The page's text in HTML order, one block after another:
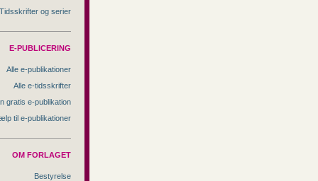
Tidsskrifter og serier
E-PUBLICERING
Alle e-publikationer
Alle e-tidsskrifter
gratis e-publikation
til e-publikationer
OM FORLAGET
Bestyrelse